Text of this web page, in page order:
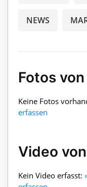
NEWS
Fotos
Keine Fotos
erfassen
Video
Kein Video erfasst: